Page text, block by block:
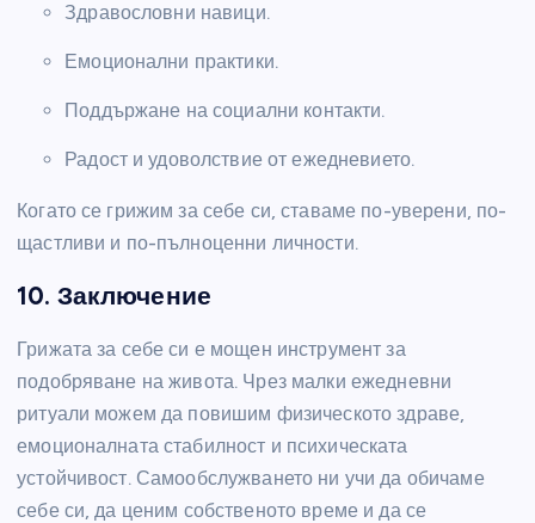
Здравословни навици.
Емоционални практики.
Поддържане на социални контакти.
Радост и удоволствие от ежедневието.
Когато се грижим за себе си, ставаме по-уверени, по-
щастливи и по-пълноценни личности.
10. Заключение
Грижата за себе си е мощен инструмент за
подобряване на живота. Чрез малки ежедневни
ритуали можем да повишим физическото здраве,
емоционалната стабилност и психическата
устойчивост. Самообслужването ни учи да обичаме
себе си, да ценим собственото време и да се